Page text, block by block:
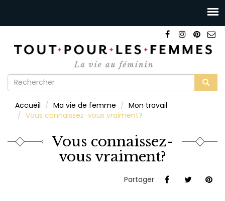
Formulaire
recherche
Accueil Ma vie de femme
Mon travail
Vous connaissez-vous vraiment?
Vous connaissez-
vous vraiment?
Partager